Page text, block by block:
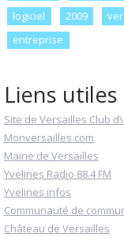
logiciel
2009
entreprise
Liens utiles
Site de Versailles Club
Monversailles.com
Mairie de Versailles
Yvelines Radio 88.4 FM
Yvelines infos
Communauté de
Château de Versailles